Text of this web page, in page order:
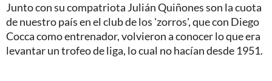
Junto con su compatriota Julián Quiñones son la cuota
de nuestro país en el club de los 'zorros', que con Diego
Cocca como entrenador, volvieron a conocer lo que era
levantar un trofeo de liga, lo cual no hacían desde 1951.